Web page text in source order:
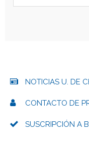
NOTICIAS U. DE
CONTACTO DE
SUSCRIPCIÓN A